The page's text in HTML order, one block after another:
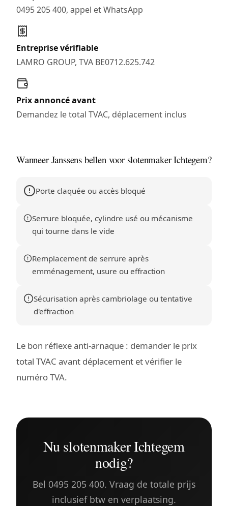
0495 205 400, appel et WhatsApp
Entreprise vérifiable
LAMRO GROUP, TVA BE0712.625.742
Prix annoncé avant
Demandez le total TVAC, déplacement inclus
Wanneer Janssens bellen voor slotenmaker Ichtegem?
Porte claquée ou accès bloqué
Serrure bloquée, cylindre usé ou mécanisme
qui tourne dans le vide
Remplacement de serrure après
emménagement, usure ou effraction
Sécurisation après cambriolage ou tentative
d'effraction
Le bon réflexe anti-arnaque : demander le prix
total TVAC avant déplacement et vérifier le
numéro TVA.
Nu slotenmaker Ichtegem
nodig?
Bel 0495 205 400. Vraag de totale prijs
inclusief btw en verplaatsing.